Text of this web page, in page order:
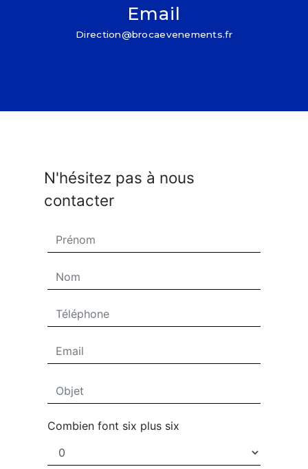
Email
direction@brocaevenements.fr
N'hésitez pas à nous
contacter
Combien font six plus six